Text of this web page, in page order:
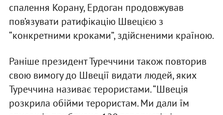
спалення Корану, Ердоган продовжував
пов’язувати ратифікацію Швецією з
“конкретними кроками”, здійсненими країною.
Раніше президент Туреччини також повторив
свою вимогу до Швеції видати людей, яких
Туреччина називає терористами. “Швеція
розкрила обійми терористам. Ми дали їм